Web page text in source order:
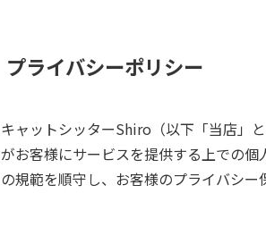
プライバシーポリシー
キャットシッターShiro（以下「当店」
がお客様にサービスを提供する上での
の規範を順守し、お客様のプライバシー